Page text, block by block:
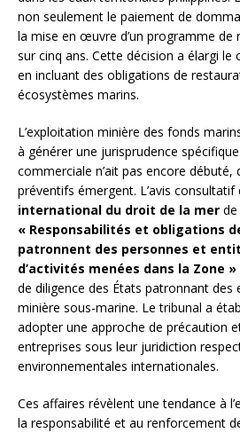
non seulement le paiement de
la mise en œuvre d’un programme de
sur cinq ans. Cette décision a élargi le
en incluant des obligations de
écosystèmes marins.
L’exploitation minière des fonds
à générer une jurisprudence
commerciale n’ait pas encore débuté,
préventifs émergent. L’avis consultatif
international du droit de la mer de
« Responsabilités et obligations
patronnent des personnes et
d’activités menées dans la Zone »
de diligence des États patronnant des
minière sous-marine. Le tribunal a
adopter une approche de précaution
entreprises sous leur juridiction
environnementales internationales.
Ces affaires révèlent une tendance à
la responsabilité et au renforcement